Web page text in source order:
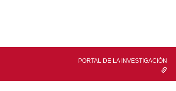
PORTAL DE LA INVESTIGACIÓN